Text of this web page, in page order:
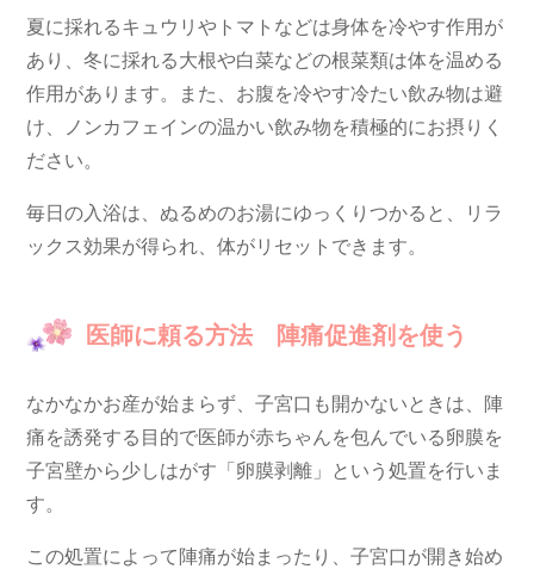
夏に採れるキュウリやトマトなどは身体を冷やす作用が
あり、冬に採れる大根や白菜などの根菜類は体を温める
作用があります。また、お腹を冷やす冷たい飲み物は避
け、ノンカフェインの温かい飲み物を積極的にお摂りく
ださい。
毎日の入浴は、ぬるめのお湯にゆっくりつかると、リラ
ックス効果が得られ、体がリセットできます。
医師に頼る方法 陣痛促進剤を使う
なかなかお産が始まらず、子宮口も開かないときは、陣
痛を誘発する目的で医師が赤ちゃんを包んでいる卵膜を
子宮壁から少しはがす「卵膜剥離」という処置を行いま
す。
この処置によって陣痛が始まったり、子宮口が開き始め